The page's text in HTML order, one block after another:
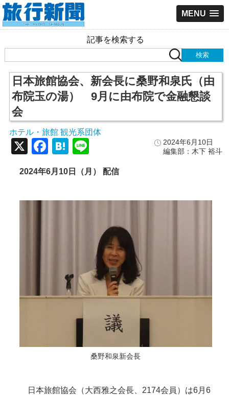
MENU
記事を検索する
日本旅館協会、新会長に桑野和泉氏（由
布院玉の湯） 9月に由布院で金融懇談
会
ホテル・旅館 観光系団体
2024年6月10日
編集部：木下 裕斗
X Facebook
Hatena
2024年6月10日（月） 配信
桑野和泉新会長
日本旅館協会（大西雅之会長、2174会員）は6月6